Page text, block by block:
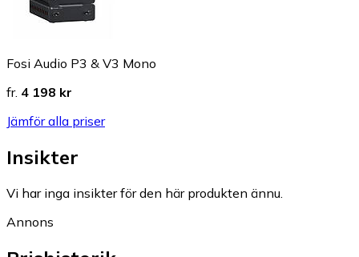
Fosi Audio P3 & V3 Mono
fr. 4 198 kr
Jämför alla priser
Insikter
Vi har inga insikter för den här produkten ännu.
Annons